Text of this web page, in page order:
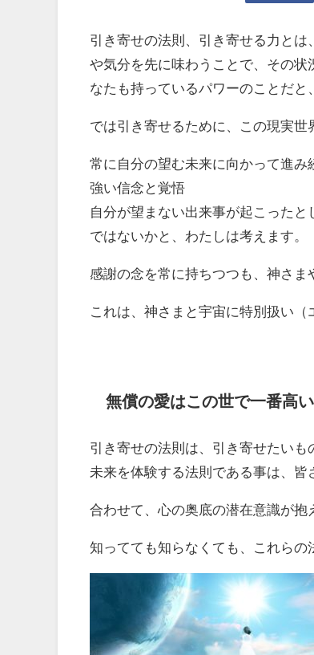
引き寄せの法則、引き寄せる力と
や気分を先に味わうことで、その
なたも持っているパワーのことだと
では引き寄せるために、この現実世
常に自分の望む未来に向かって進み
強い信念と覚悟
自分が望まない出来事が起こった
ではないかと、わたしは考えます。
感謝の念を常に持ちつつも、神さま
これは、神さまと宇宙に特別扱い（
無償の愛はこの世で一番高
引き寄せの法則は、引き寄せたい
未来を体験する法則である事は、皆
合わせて、心の奥底の潜在意識が抱
知ってても知らなくても、これらの